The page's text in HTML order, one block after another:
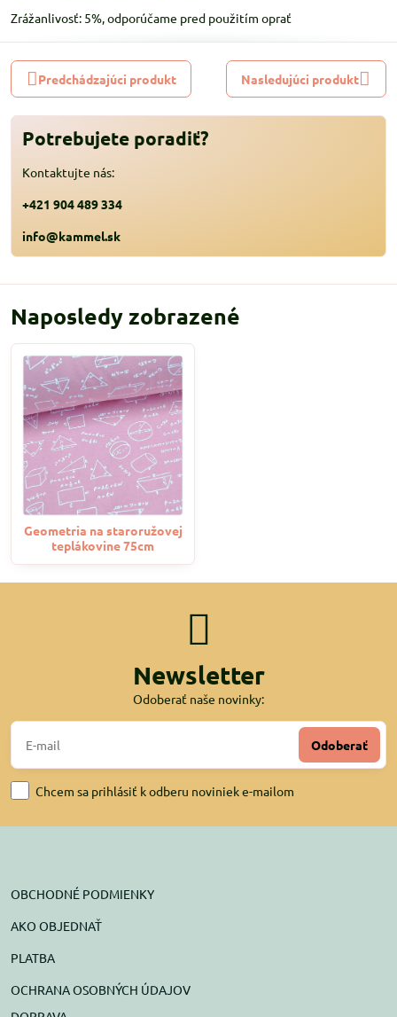
Zrážanlivosť: 5%, odporúčame pred použitím oprať
Predchádzajúci produkt Nasledujúci produkt
Potrebujete poradiť?
Kontaktujte nás:
+421 904 489 334
info@kammel.sk
Naposledy zobrazené
Geometria na staroružovej
teplákovine 75cm
Newsletter
Odoberať naše novinky:
Odoberať
Chcem sa prihlásiť k odberu noviniek e-mailom
OBCHODNÉ PODMIENKY
AKO OBJEDNAŤ
PLATBA
OCHRANA OSOBNÝCH ÚDAJOV